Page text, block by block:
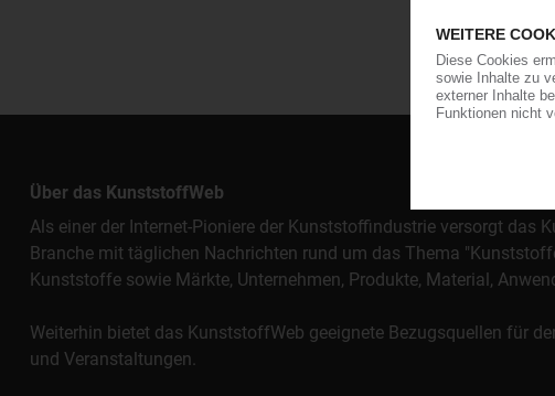
Über das KunststoffWeb
Als einer der Internet-Pioniere der Kunststoffindustrie versorgt
Branche mit täglichen Nachrichten rund um das Thema
Kunststoffe sowie Märkte, Unternehmen, Produkte, Material,
Weiterhin bietet das KunststoffWeb geeignete Bezugsquellen für
und Veranstaltungen.